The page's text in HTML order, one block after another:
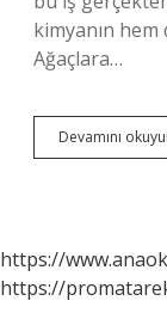
kimyanın
Ağaçlara…
Devamını
https://
https://